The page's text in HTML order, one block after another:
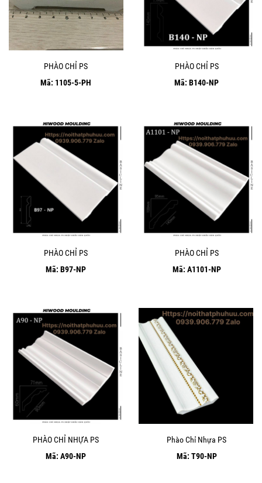
PHÀO CHỈ PS
Mã: 1105-5-PH
PHÀO CHỈ PS
Mã: B140-NP
PHÀO CHỈ PS
Mã: B97-NP
PHÀO CHỈ PS
Mã: A1101-NP
PHÀO CHỈ NHỰA PS
Mã: A90-NP
Phào Chỉ Nhựa PS
Mã: T90-NP